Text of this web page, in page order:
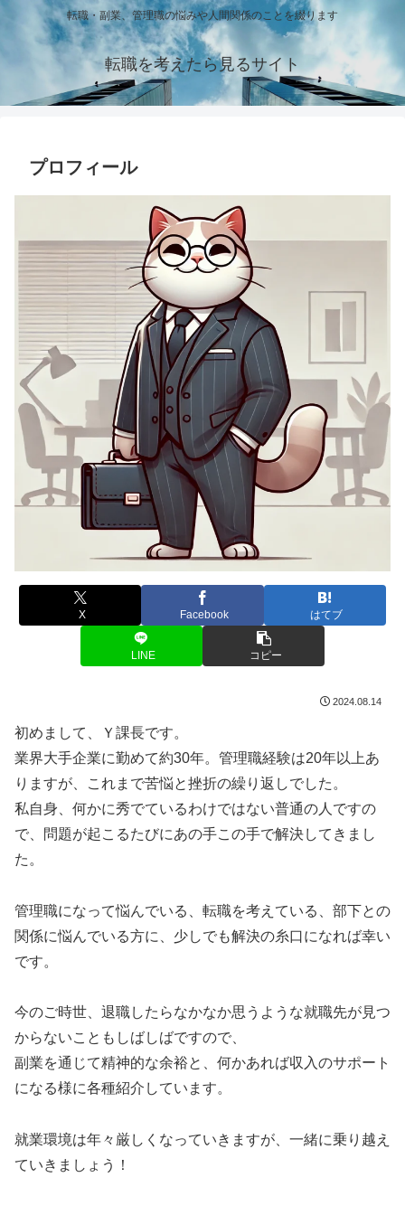
転職・副業、管理職の悩みや人間関係のことを綴ります
転職を考えたら見るサイト
プロフィール
X Facebook はてブ
LINE コピー
2024.08.14
初めまして、Ｙ課長です。
業界大手企業に勤めて約30年。管理職経験は20年以上あ
りますが、これまで苦悩と挫折の繰り返しでした。
私自身、何かに秀でているわけではない普通の人ですの
で、問題が起こるたびにあの手この手で解決してきまし
た。
管理職になって悩んでいる、転職を考えている、部下との
関係に悩んでいる方に、少しでも解決の糸口になれば幸い
です。
今のご時世、退職したらなかなか思うような就職先が見つ
からないこともしばしばですので、
副業を通じて精神的な余裕と、何かあれば収入のサポート
になる様に各種紹介しています。
就業環境は年々厳しくなっていきますが、一緒に乗り越え
ていきましょう！